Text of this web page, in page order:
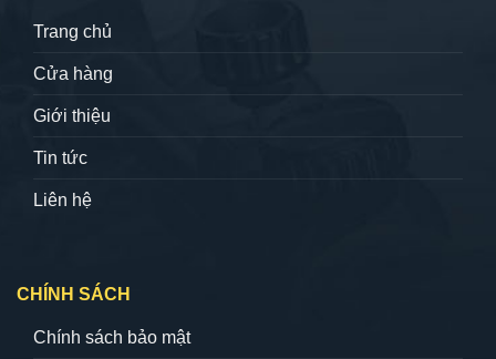
Trang chủ
Cửa hàng
Giới thiệu
Tin tức
Liên hệ
CHÍNH SÁCH
Chính sách bảo mật